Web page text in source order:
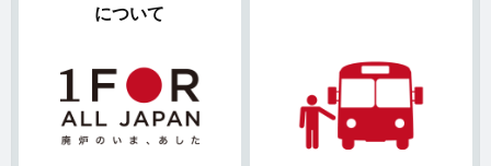
について